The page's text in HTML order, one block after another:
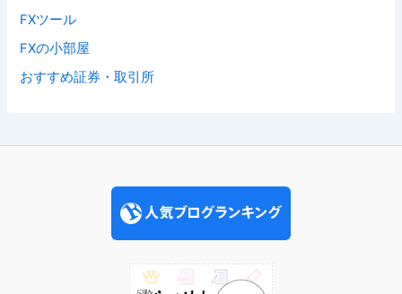
FXツール
FXの小部屋
おすすめ証券・取引所